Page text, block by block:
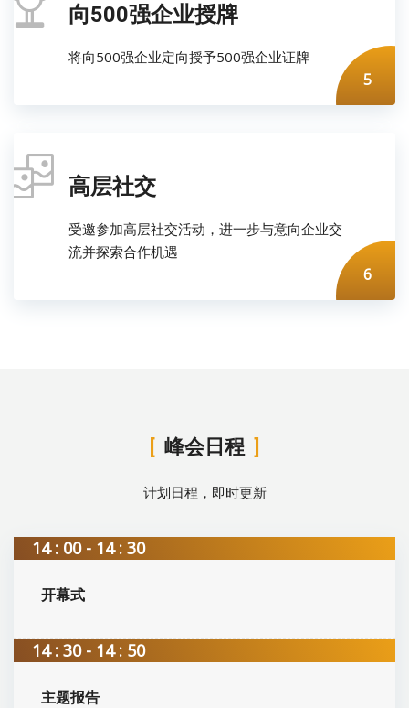
向500强企业授牌
将向500强企业定向授予500强企业证牌
5
高层社交
受邀参加高层社交活动，进一步与意向企业交
流并探索合作机遇
6
峰会日程
计划日程，即时更新
14 : 00 - 14 : 30
开幕式
14 : 30 - 14 : 50
主题报告